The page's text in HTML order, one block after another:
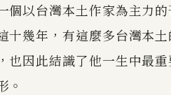
個以台灣本土作家為主力
十幾年，有這麼多台灣本
也因此結識了他一生中最
。